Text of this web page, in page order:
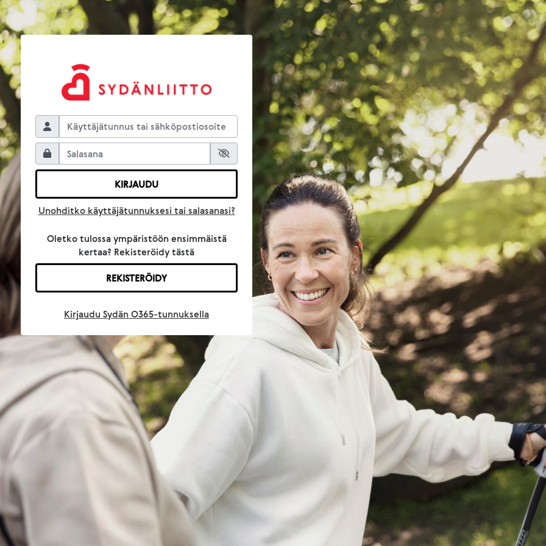
Ohita luodaksesi uuden tilin
KIRJAUDU
Unohditko käyttäjätunnuksesi tai salasanasi?
Oletko tulossa ympäristöön ensimmäistä
kertaa? Rekisteröidy tästä
REKISTERÖIDY
Kirjaudu Sydän O365-tunnuksella